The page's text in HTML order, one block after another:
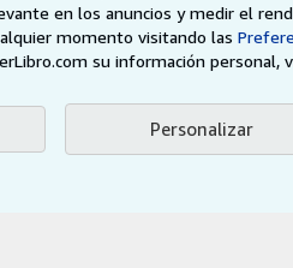
en los anuncios y medir el
momento visitando las
su información
Personalizar
BookFinder.com
Encuentre cualquier libro al mejor precio